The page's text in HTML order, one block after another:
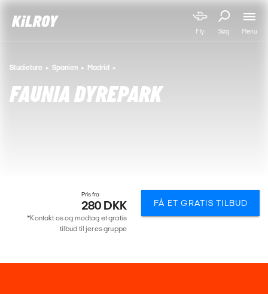
Fly Søg Menu
Studieture Spanien Madrid
FAUNIA DYREPARK
Pris fra
280 DKK
*Kontakt os og modtag et gratis
tilbud til jeres gruppe
FÅ ET GRATIS TILBUD